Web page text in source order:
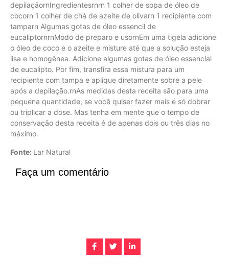
depilaçãornIngredientesrnrn 1 colher de sopa de óleo de
cocorn 1 colher de chá de azeite de olivarn 1 recipiente com
tamparn Algumas gotas de óleo essencil de
eucaliptornrnModo de preparo e usornEm uma tigela adicione
o óleo de coco e o azeite e misture até que a solução esteja
lisa e homogênea. Adicione algumas gotas de óleo essencial
de eucalipto. Por fim, transfira essa mistura para um
recipiente com tampa e aplique diretamente sobre a pele
após a depilação.rnAs medidas desta receita são para uma
pequena quantidade, se você quiser fazer mais é só dobrar
ou triplicar a dose. Mas tenha em mente que o tempo de
conservação desta receita é de apenas dois ou três dias no
máximo.
Fonte: Lar Natural
Faça um comentário